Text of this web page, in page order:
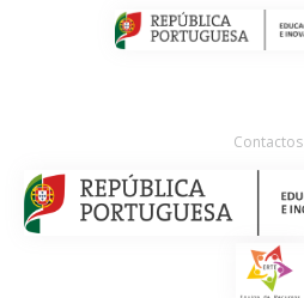
Contactos